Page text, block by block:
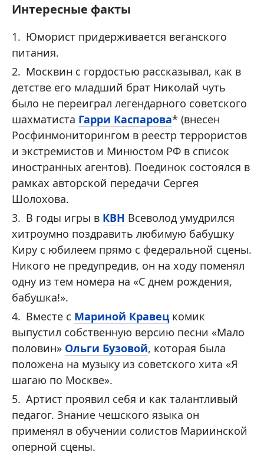
Интересные факты
Юморист придерживается веганского
питания.
Москвин с гордостью рассказывал, как в
детстве его младший брат Николай чуть
было не переиграл легендарного советского
шахматиста Гарри Каспарова* (внесен
Росфинмониторингом в реестр террористов
и экстремистов и Минюстом РФ в список
иностранных агентов). Поединок состоялся в
рамках авторской передачи Сергея
Шолохова.
В годы игры в КВН Всеволод умудрился
хитроумно поздравить любимую бабушку
Киру с юбилеем прямо с федеральной сцены.
Никого не предупредив, он на ходу поменял
одну из тем номера на «С днем рождения,
бабушка!».
Вместе с Мариной Кравецкомик
выпустил собственную версию песни «Мало
половин» Ольги Бузовой, которая была
положена на музыку из советского хита «Я
шагаю по Москве».
Артист проявил себя и как талантливый
педагог. Знание чешского языка он
применял в обучении солистов Мариинской
оперной сцены.